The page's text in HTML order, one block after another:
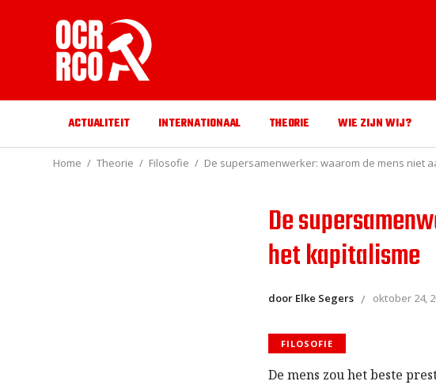
ACTUALITEIT INTERNATIONAAL THEORIE WIE ZIJN WIJ?
Home Theorie Filosofie De supersamenwerker: waarom de mens niet
De
het kapitalisme
door Elke Segers oktober 24,
FILOSOFIE
De mens zou het beste